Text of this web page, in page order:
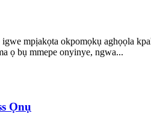
mpịakọta okpomọkụ aghọọla
ọ bụ mmepe onyinye, ngwa...
Ọnụ